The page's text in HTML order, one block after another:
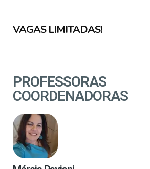
VAGAS LIMITADAS!
PROFESSORAS
COORDENADORAS